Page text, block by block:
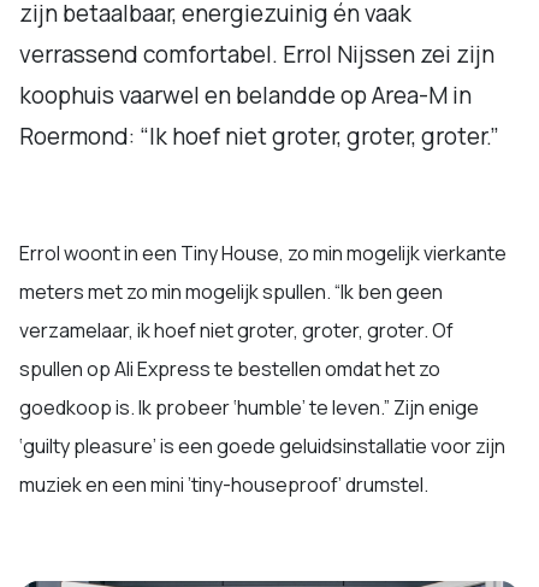
zijn betaalbaar, energiezuinig én vaak
verrassend comfortabel. Errol Nijssen zei zijn
koophuis vaarwel en belandde op Area-M in
Roermond: “Ik hoef niet groter, groter, groter.”
Errol woont in een Tiny House, zo min mogelijk vierkante
meters met zo min mogelijk spullen. “Ik ben geen
verzamelaar, ik hoef niet groter, groter, groter. Of
spullen op Ali Express te bestellen omdat het zo
goedkoop is. Ik probeer ‘humble’ te leven.” Zijn enige
‘guilty pleasure’ is een goede geluidsinstallatie voor zijn
muziek en een mini ’tiny-houseproof’ drumstel.